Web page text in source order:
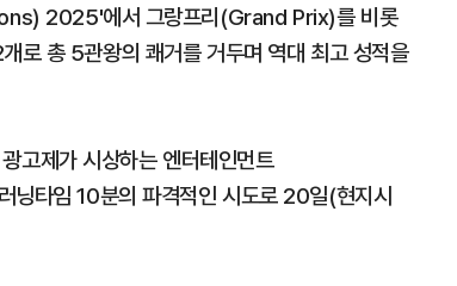
2025'에서 그랑프리(Grand Prix)를 비롯
총 5관왕의 쾌거를 거두며 역대 최고 성적을
고제가 시상하는 엔터테인먼트
타임 10분의 파격적인 시도로 20일(현지시